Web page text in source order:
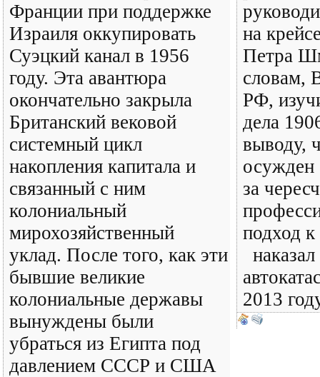
Франции при поддержке
Израиля оккупировать
Суэцкий канал в 1956
году. Эта авантюра
окончательно закрыла
Британский вековой
системный цикл
накопления капитала и
связанный с ним
колониальный
мирохозяйственный
уклад. После того, как эти
бывшие великие
колониальные державы
вынуждены были
убраться из Египта под
давлением СССР и США
на
Петра
словам,
РФ,
дела
выводу,
осужден
за
подход к
2013